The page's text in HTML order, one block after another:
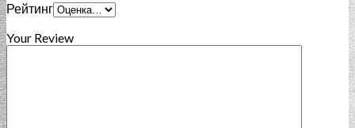
Рейтинг
Your Review